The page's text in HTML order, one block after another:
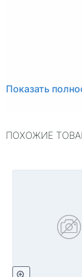
Показать
ПОХОЖИЕ